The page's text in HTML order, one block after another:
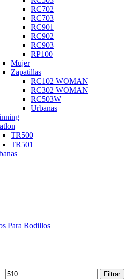
RC702
RC703
RC901
RC902
RC903
RP100
Mujer
Zapatillas
RC102 WOMAN
RC302 WOMAN
RC503W
Urbanas
TR500
TR501
Para Rodillos
Precio
Filtrar